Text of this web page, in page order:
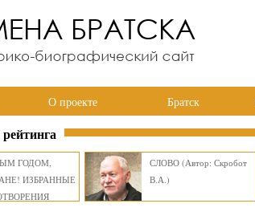
О проекте Братск
ГОДОМ,
ИЗБРАННЫЕ
СЛОВО (Автор: Скробот
В.А.)